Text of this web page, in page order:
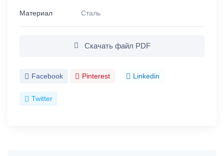
Материал Сталь
Скачать файл PDF
Facebook Pinterest Linkedin
Twitter